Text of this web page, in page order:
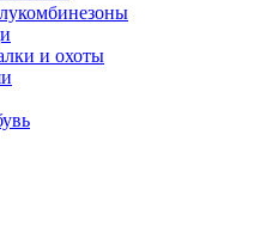
и охоты